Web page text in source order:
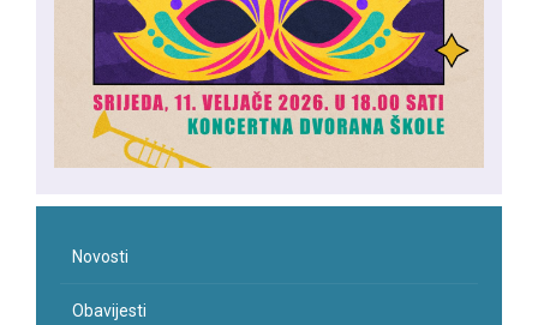
Novosti
Obavijesti